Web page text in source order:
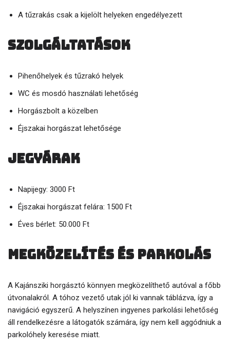
A tűzrakás csak a kijelölt helyeken engedélyezett
Szolgáltatások
Pihenőhelyek és tűzrakó helyek
WC és mosdó használati lehetőség
Horgászbolt a közelben
Éjszakai horgászat lehetősége
Jegyárak
Napijegy: 3000 Ft
Éjszakai horgászat felára: 1500 Ft
Éves bérlet: 50.000 Ft
Megközelítés és parkolás
A Kajánsziki horgásztó könnyen megközelíthető autóval a főbb
útvonalakról. A tóhoz vezető utak jól ki vannak táblázva, így a
navigáció egyszerű. A helyszínen ingyenes parkolási lehetőség
áll rendelkezésre a látogatók számára, így nem kell aggódniuk a
parkolóhely keresése miatt.